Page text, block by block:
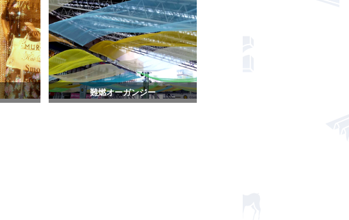
難燃オーガンジー